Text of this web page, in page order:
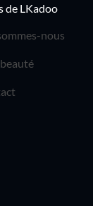
de LKadoo
nous